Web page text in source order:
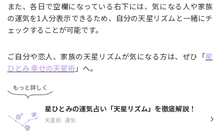
また、各日で空欄になっている右下には、気になる人や家族
の運気を1人分表示できるため、自分の天星リズムと一緒にチ
ェックすることが可能です。
ご自分や恋人、家族の天星リズムが気になる方は、ぜひ「星
ひとみ 幸せの天星術 」へ。
星ひとみの運気占い「天星リズム」を徹底解説！
天星術 運気